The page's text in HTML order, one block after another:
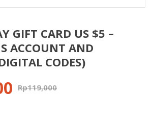
GIFT CARD US $5 –
ACCOUNT AND
CODES)
Rp119,000